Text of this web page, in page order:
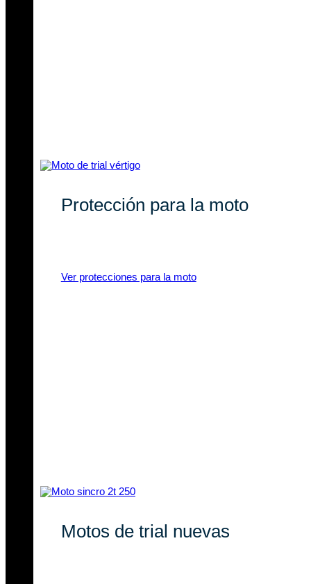
Protección para la moto
Ver protecciones para la moto
Motos de trial nuevas